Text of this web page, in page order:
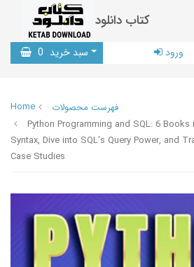
کتاب دانلود
سبد خرید 0 ورود
Home
فهرست محصولات
Python Programming and SQL: 6 Books
Syntax, Dive into SQL's Query Power, and
Case Studies